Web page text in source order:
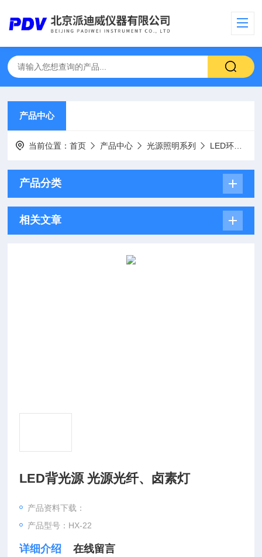
产品中心
当前位置：首页 产品中心 光源照明系列 LED环形光源、可调光源
产品分类
相关文章
LED背光源 光源光纤、卤素灯
产品资料下载：
产品型号：HX-22
详细介绍 在线留言